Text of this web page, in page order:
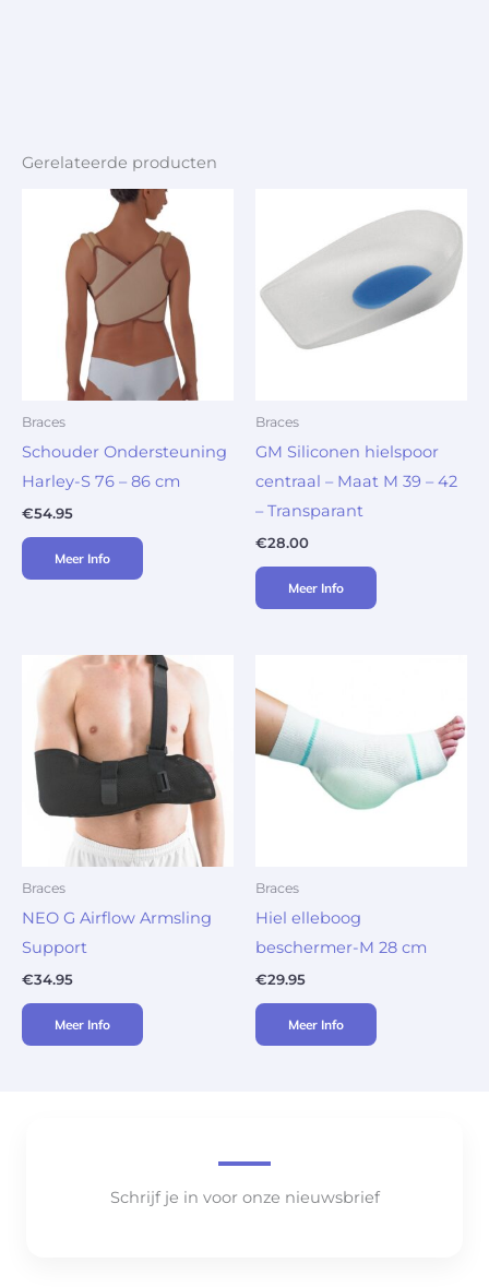
Gerelateerde producten
Braces
Schouder Ondersteuning
Harley-S 76 – 86 cm
€54.95
Meer Info
Braces
GM Siliconen hielspoor
centraal – Maat M 39 – 42
– Transparant
€28.00
Meer Info
Braces
NEO G Airflow Armsling
Support
€34.95
Meer Info
Braces
Hiel elleboog
beschermer-M 28 cm
€29.95
Meer Info
Schrijf je in voor onze nieuwsbrief